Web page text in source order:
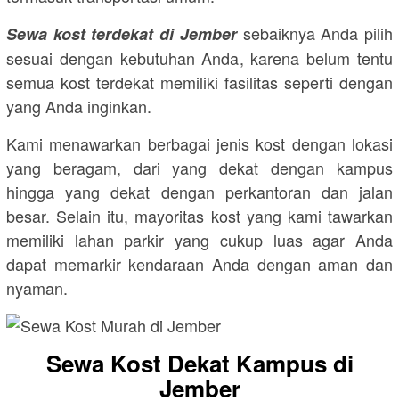
Sewa kost terdekat di Jembersebaiknya Anda pilih
sesuai dengan kebutuhan Anda, karena belum tentu
semua kost terdekat memiliki fasilitas seperti dengan
yang Anda inginkan.
Kami menawarkan berbagai jenis kost dengan lokasi
yang beragam, dari yang dekat dengan kampus
hingga yang dekat dengan perkantoran dan jalan
besar. Selain itu, mayoritas kost yang kami tawarkan
memiliki lahan parkir yang cukup luas agar Anda
dapat memarkir kendaraan Anda dengan aman dan
nyaman.
Sewa Kost Dekat Kampus di
Jember